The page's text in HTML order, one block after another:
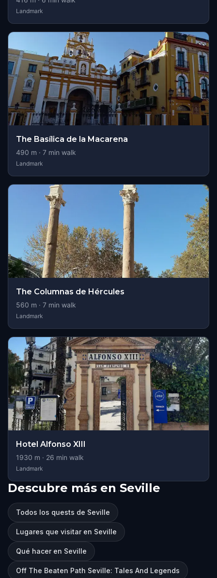
Landmark
The Basílica de la Macarena
490 m · 7 min walk
Landmark
The Columnas de Hércules
560 m · 7 min walk
Landmark
Hotel Alfonso XIII
1930 m · 26 min walk
Landmark
Descubre más en Seville
Todos los quests de Seville
Lugares que visitar en Seville
Qué hacer en Seville
Off The Beaten Path Seville: Tales And Legends